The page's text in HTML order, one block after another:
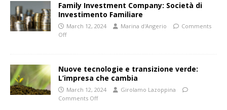
Family Investment Company: Società di
Investimento Familiare
March 12, 2024 Marina d'Angerio
Comments
Off
Nuove tecnologie e transizione verde:
L’impresa che cambia
March 12, 2024
Girolamo Lazoppina
Comments Off